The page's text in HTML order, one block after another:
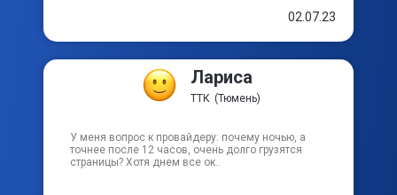
02.07.23
Лариса
ТТК (Тюмень)
У меня вопрос к провайдеру: почему ночью, а
точнее после 12 часов, очень долго грузятся
страницы? Хотя днем все ок..